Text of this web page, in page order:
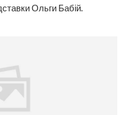
Ольги Бабій.